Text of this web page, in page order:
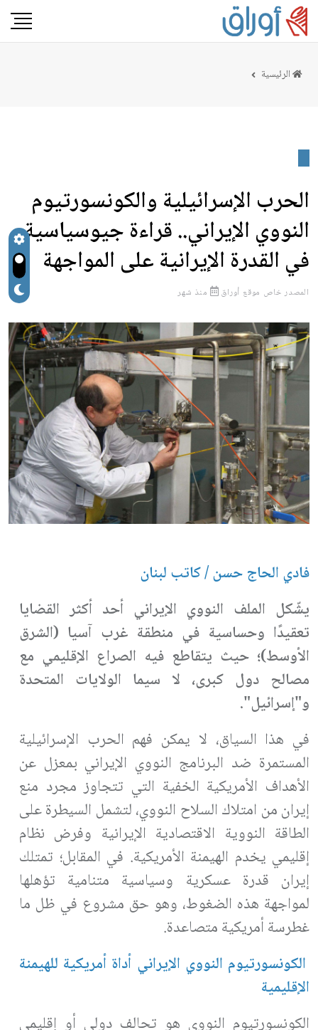
الرئيسية
الحرب الإسرائيلية والكونسورتيوم
النووي الإيراني.. قراءة جيوسياسية
في القدرة الإيرانية على المواجهة
المصدرخاص موقع أوراق منذ شهر
فادي الحاج حسن / كاتب لبنان
يشّكل الملف النووي الإيراني أحد أكثر القضايا
تعقيدًا وحساسية في منطقة غرب آسيا (الشرق
الأوسط)؛ حيث يتقاطع فيه الصراع الإقليمي مع
مصالح دول كبرى، لا سيما الولايات المتحدة
و"إسرائيل".
في هذا السياق، لا يمكن فهم الحرب الإسرائيلية
المستمرة ضد البرنامج النووي الإيراني بمعزل عن
الأهداف الأمريكية الخفية التي تتجاوز مجرد منع
إيران من امتلاك السلاح النووي، لتشمل السيطرة على
الطاقة النووية الاقتصادية الإيرانية وفرض نظام
إقليمي يخدم الهيمنة الأمريكية. في المقابل؛ تمتلك
إيران قدرة عسكرية وسياسية متنامية تؤهلها
لمواجهة هذه الضغوط، وهو حق مشروع في ظل ما
غطرسة أمريكية متصاعدة.
الكونسورتيوم النووي الإيراني أداة أمريكية للهيمنة
الإقليمية
الكونسورتيوم النووي هو تحالف دولي أو إقليمي